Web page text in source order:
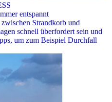
entspannt
Strandkorb und
schnell überfordert sein und
um zum Beispiel Durchfall